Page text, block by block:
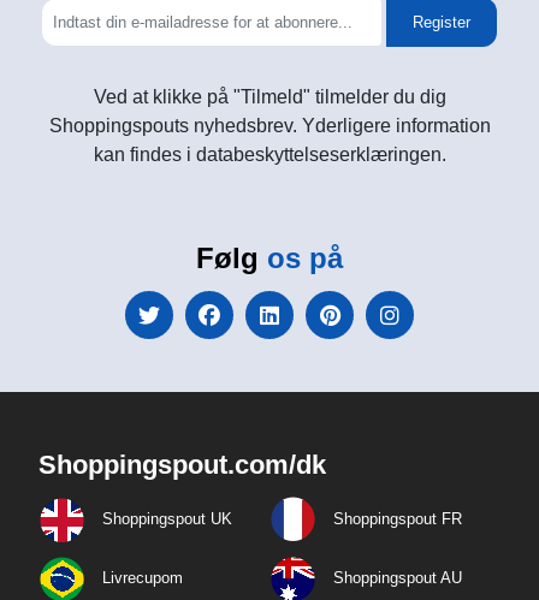
Register
Ved at klikke på "Tilmeld" tilmelder du dig
Shoppingspouts nyhedsbrev. Yderligere information
kan findes i databeskyttelseserklæringen.
Følg os på
Shoppingspout.com/dk
Shoppingspout UK Shoppingspout FR
Livrecupom Shoppingspout AU